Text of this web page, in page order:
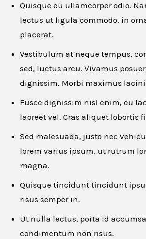
Apply for this job
Quisque eu ullamcorper odio.
lectus ut ligula commodo, in
placerat.
Vestibulum at neque tempus,
sed, luctus arcu. Vivamus
dignissim. Morbi maximus
Fusce dignissim nisl enim, eu
laoreet vel. Cras aliquet lobortis
Sed malesuada, justo nec
lorem varius ipsum, ut rutrum
magna.
Quisque tincidunt tincidunt
risus semper in.
Ut nulla lectus, porta id
condimentum non risus.